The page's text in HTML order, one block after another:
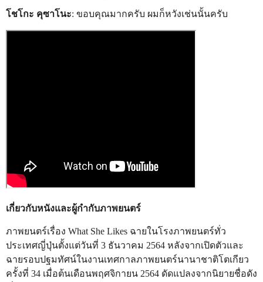
โชโกะ คุซาโนะ: ขอบคุณมากครับ ผมก็หวังเช่นนั้นครับ
เกี่ยวกับหนังและผู้กำกับภาพยนตร์
ภาพยนตร์เรื่อง What She Likes ฉายในโรงภาพยนตร์ทั่ว
ประเทศญี่ปุ่นตั้งแต่วันที่ 3 ธันวาคม 2564 หลังจากเปิดตัวและ
ฉายรอบปฐมทัศน์ในงานเทศกาลภาพยนตร์นานาชาติโตเกียว
ครั้งที่ 34 เมื่อต้นเดือนพฤศจิกายน 2564 ดัดแปลงจากนิยายชื่อดัง